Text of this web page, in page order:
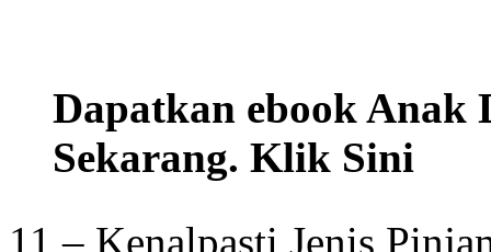
Dapatkan ebook Anak
Sekarang. Klik Sini
11 – Kenalpasti Jenis